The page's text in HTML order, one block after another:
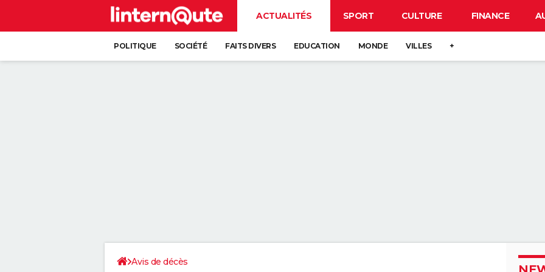
ACTUALITÉS SPORT CULTURE FINANCE
POLITIQUE SOCIÉTÉ FAITS DIVERS EDUCATION MONDE VILLES +
Avis de décès